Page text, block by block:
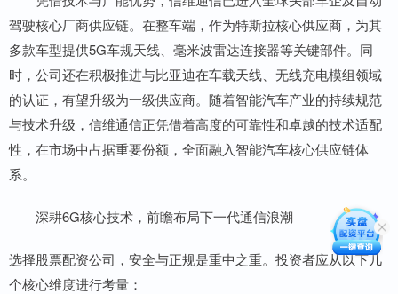
驾驶核心厂商供应链。在整车端，作为特斯拉核心供应商，为其
多款车型提供5G车规天线、毫米波雷达连接器等关键部件。同
时，公司还在积极推进与比亚迪在车载天线、无线充电模组领域
的认证，有望升级为一级供应商。随着智能汽车产业的持续规范
与技术升级，信维通信正凭借着高度的可靠性和卓越的技术适配
性，在市场中占据重要份额，全面融入智能汽车核心供应链体
系。
深耕6G核心技术，前瞻布局下一代通信浪潮
选择股票配资公司，安全与正规是重中之重。投资者应从以下几
个核心维度进行考量：